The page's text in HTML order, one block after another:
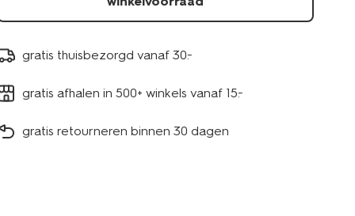
gratis thuisbezorgd vanaf 30.-
gratis afhalen in 500+ winkels vanaf 15.-
gratis retourneren binnen 30 dagen